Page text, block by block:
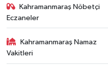
Kahramanmaraş Nöbetçi
Eczaneler
Kahramanmaraş Namaz
Vakitleri